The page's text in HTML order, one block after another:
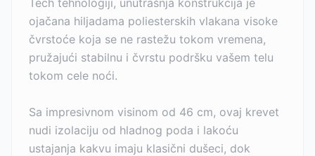
Tech tehnologiji, unutrašnja konstrukcija je
ojačana hiljadama poliesterskih vlakana visoke
čvrstoće koja se ne rastežu tokom vremena,
pružajući stabilnu i čvrstu podršku vašem telu
tokom cele noći.
Sa impresivnom visinom od 46 cm, ovaj krevet
nudi izolaciju od hladnog poda i lakoću
ustajanja kakvu imaju klasični dušeci, dok